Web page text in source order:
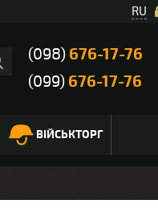
RU
(098) 676-17-76
(099) 676-17-76
ВІЙСЬКТОРГ